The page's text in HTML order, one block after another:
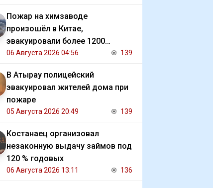
Пожар на химзаводе
произошёл в Китае,
эвакуировали более 1200
человек
06 Августа 2026 04:56 139
В Атырау полицейский
эвакуировал жителей дома при
пожаре
05 Августа 2026 20:49 139
Костанаец организовал
незаконную выдачу займов под
120 % годовых
06 Августа 2026 13:11 136